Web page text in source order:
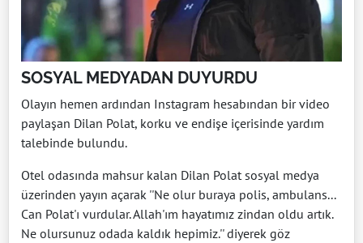
SOSYAL MEDYADAN DUYURDU
Olayın hemen ardından Instagram hesabından bir video
paylaşan Dilan Polat, korku ve endişe içerisinde yardım
talebinde bulundu.
Otel odasında mahsur kalan Dilan Polat sosyal medya
üzerinden yayın açarak ''Ne olur buraya polis, ambulans...
Can Polat'ı vurdular. Allah'ım hayatımız zindan oldu artık.
Ne olursunuz odada kaldık hepimiz.'' diyerek göz